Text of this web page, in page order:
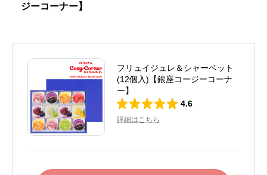
ジーコーナー】
フリュイジュレ＆シャーベット
(12個入)【銀座コージーコーナ
ー】
4.6
詳細はこちら